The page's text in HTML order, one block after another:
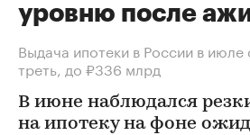
уровню после
Выдача ипотеки в России в июле
треть, до ₽336 млрд
В июне наблюдался
на ипотеку на фоне